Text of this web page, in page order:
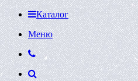
Каталог
Меню